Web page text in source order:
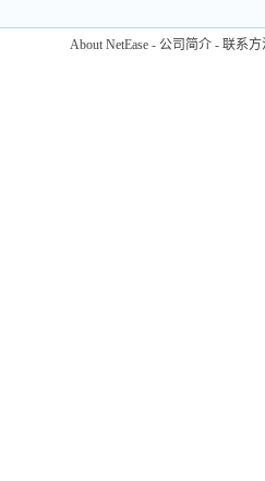
About NetEase - 公司简介 - 联系方